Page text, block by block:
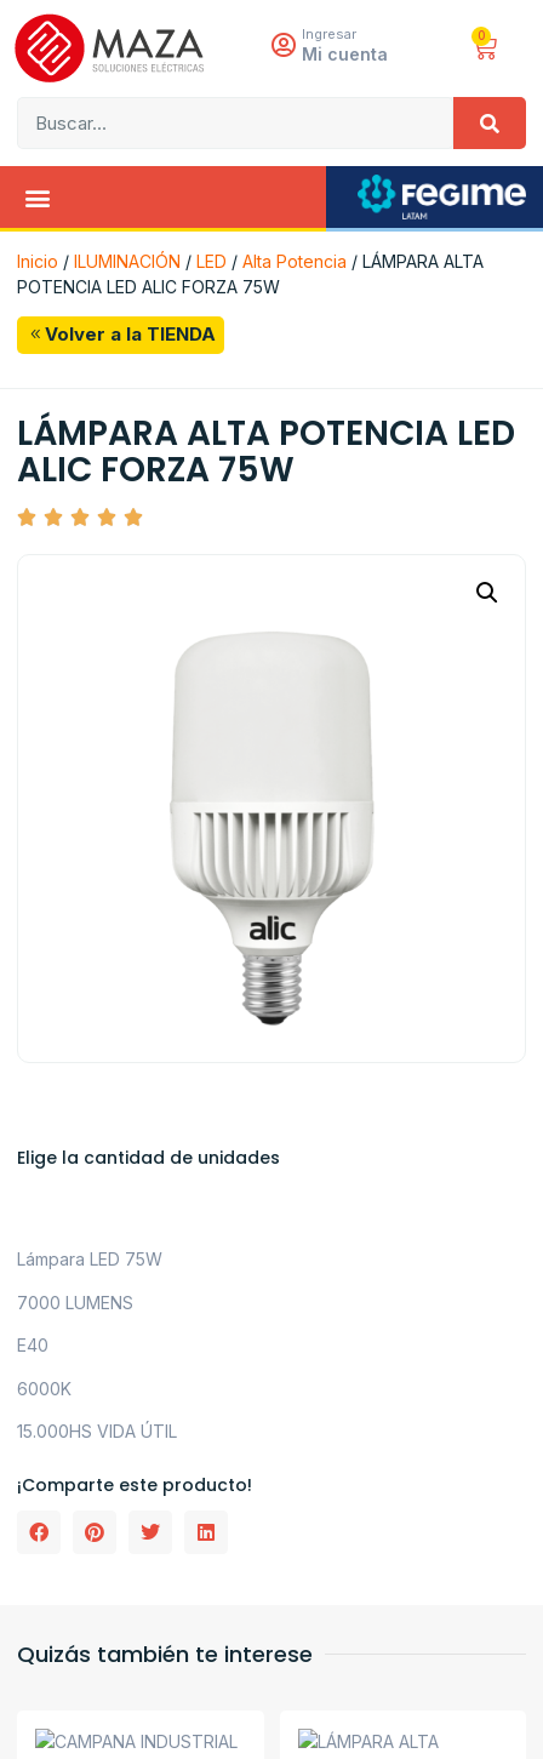
Ingresar
Mi cuenta
0
Inicio / ILUMINACIÓN / LED / Alta Potencia / LÁMPARA ALTA
POTENCIA LED ALIC FORZA 75W
Volver a la TIENDA
LÁMPARA ALTA POTENCIA LED
ALIC FORZA 75W
Elige la cantidad de unidades
Lámpara LED 75W
7000 LUMENS
E40
6000K
15.000HS VIDA ÚTIL
¡Comparte este producto!
Quizás también te interese